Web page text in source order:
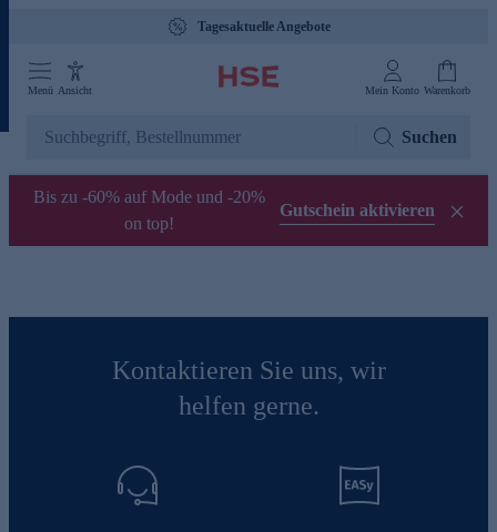
Tagesaktuelle Angebote
Menü Ansicht Mein Konto Warenkorb
Suchen
Bis zu -60% auf Mode und -20%
on top!
Gutschein aktivieren
Kontaktieren Sie uns, wir
helfen gerne.